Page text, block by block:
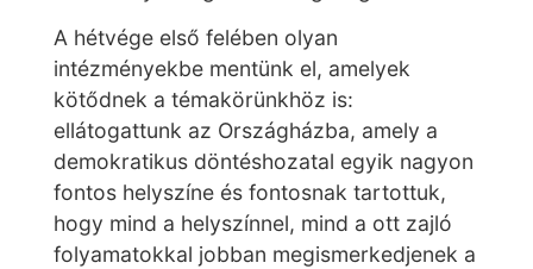
A hétvége első felében olyan
intézményekbe mentünk el, amelyek
kötődnek a témakörünkhöz is:
ellátogattunk az Országházba, amely a
demokratikus döntéshozatal egyik nagyon
fontos helyszíne és fontosnak tartottuk,
hogy mind a helyszínnel, mind a ott zajló
folyamatokkal jobban megismerkedjenek a